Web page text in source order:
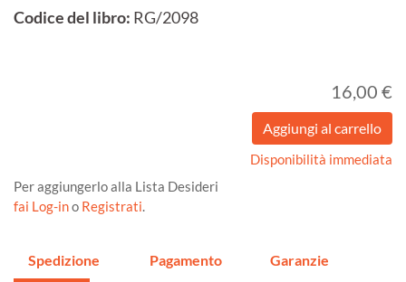
Codice del libro: RG/2098
16,00 €
Disponibilità immediata
Per aggiungerlo alla Lista Desideri
fai Log-ino Registrati.
Spedizione Pagamento Garanzie